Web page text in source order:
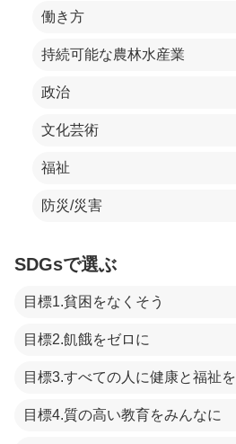
働き方
持続可能な農林水産業
政治
文化芸術
福祉
防災/災害
SDGsで選ぶ
目標1.貧困をなくそう
目標2.飢餓をゼロに
目標3.すべての人に健康と福祉を
目標4.質の高い教育をみんなに